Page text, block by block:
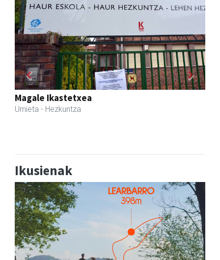
Previous Next
Ikusienak